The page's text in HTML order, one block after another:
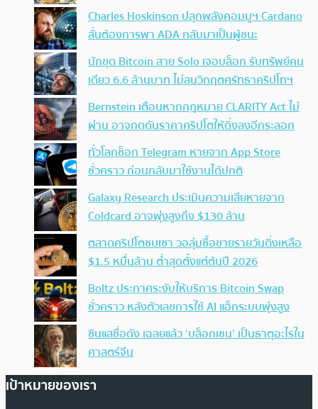
Charles Hoskinson ปลุกพลังคอมมูฯ Cardano
ลั่นต้องการพา ADA กลับมาเป็นผู้ชนะ
นักขุด Bitcoin สาย Solo เจอบล็อก รับทรัพย์คน
เดียว 6.6 ล้านบาท ไม่สนวิกฤตศรัทธาคริปโทฯ
Bernstein เตือนหากกฎหมาย CLARITY Act ไม่
ผ่าน อาจกดดันราคาคริปโตให้ดิ่งลงอีกระลอก
ทั่วโลกช็อก Telegram หายจาก App Store
ชั่วคราว ก่อนกลับมาใช้งานได้ปกติ
Galaxy Research ประเมินความเสียหายจาก
Coldcard อาจพุ่งสูงถึง $130 ล้าน
ตลาดคริปโตซบเซา วอลุ่มซื้อขายรายวันดิ่งเหลือ
$1.5 หมื่นล้าน ต่ำสุดตั้งแต่ต้นปี 2026
Boltz ประกาศระงับให้บริการ Bitcoin Swap
ชั่วคราว หลังตัวเลขการใช้ AI แฮ็กระบบพุ่งสูง
ซินแสชื่อดัง เฉลยแล้ว ‘บล็อกเชน’ เป็นธาตุอะไรใน
ศาสตร์จีน
เป้าหมายของเรา